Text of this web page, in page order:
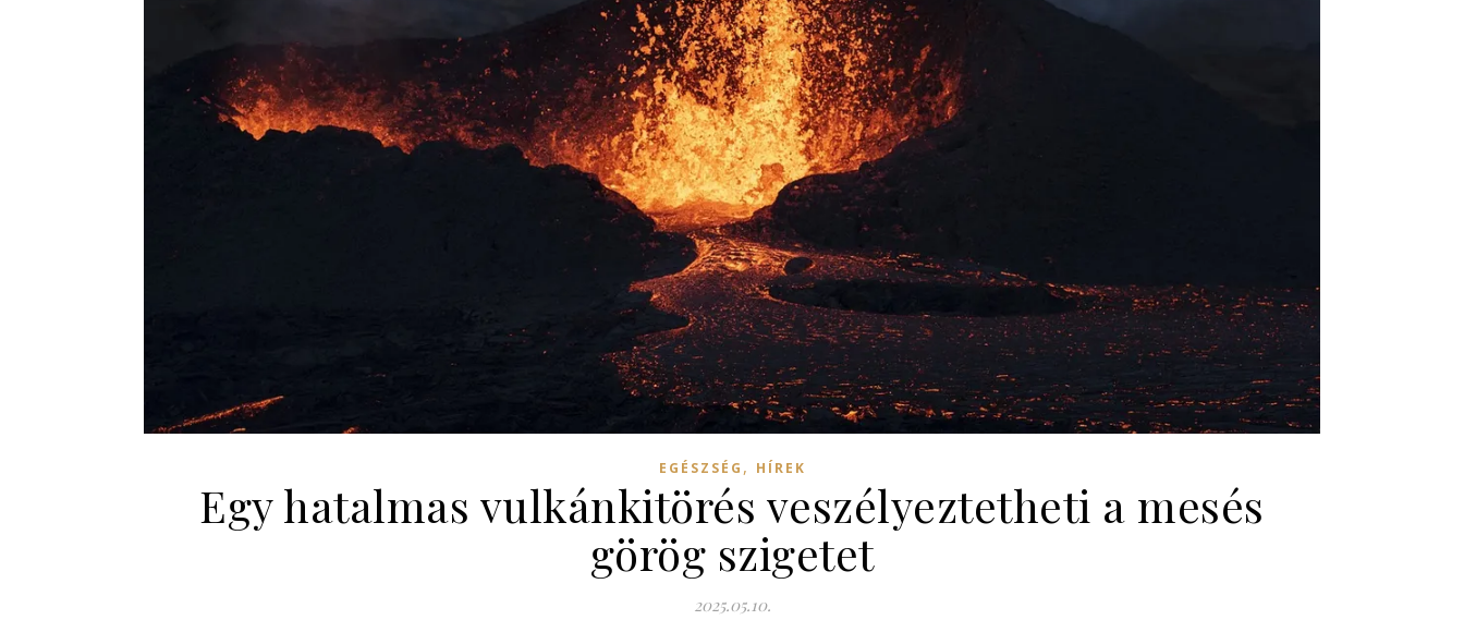
EGÉSZSÉG , HÍREK
Egy hatalmas vulkánkitörés veszélyeztetheti a mesés
görög szigetet
2025.05.10.